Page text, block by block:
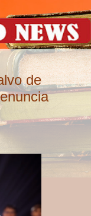
de